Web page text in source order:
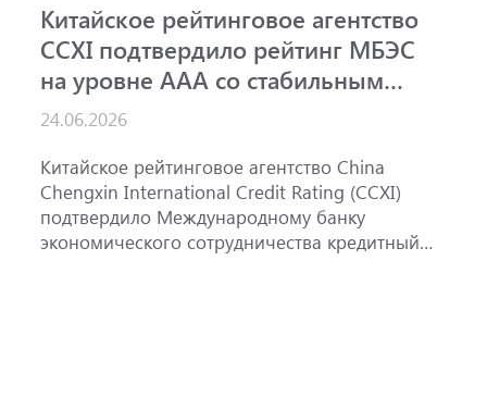
Китайское рейтинговое агентство
CCXI подтвердило рейтинг МБЭС
на уровне AAA со стабильным
прогнозом
24.06.2026
Китайское рейтинговое агентство China
Chengxin International Credit Rating (CCXI)
подтвердило Международному банку
экономического сотрудничества кредитный